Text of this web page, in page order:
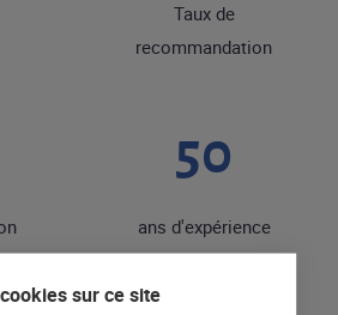
Taux de
recommandation
50
ans d'expérience
sur ce site